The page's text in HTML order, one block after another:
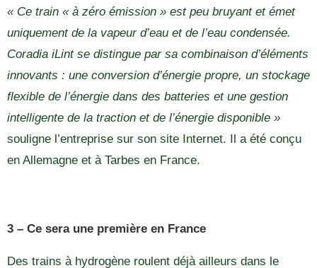
« Ce train « à zéro émission » est peu bruyant et émet
uniquement de la vapeur d’eau et de l’eau condensée.
Coradia iLint se distingue par sa combinaison d’éléments
innovants : une conversion d’énergie propre, un stockage
flexible de l’énergie dans des batteries et une gestion
intelligente de la traction et de l’énergie disponible »
souligne l’entreprise sur son site Internet. Il a été conçu
en Allemagne et à Tarbes en France.
3 – Ce sera une première en France
Des trains à hydrogène roulent déjà ailleurs dans le